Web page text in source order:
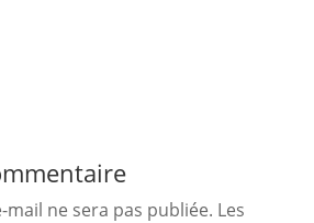
mail ne sera pas publiée. Les